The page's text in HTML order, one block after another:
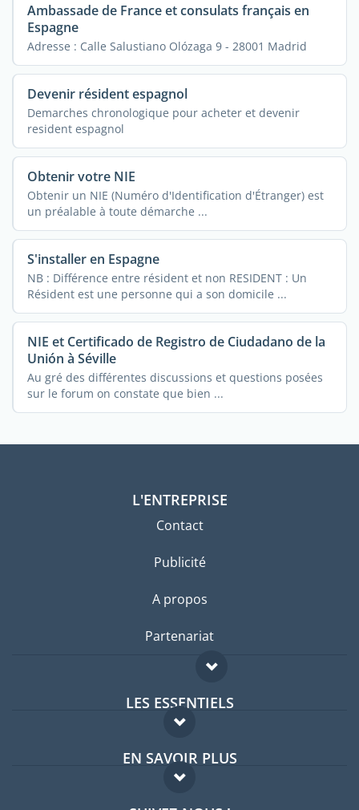
Ambassade de France et consulats français en
Espagne
Adresse : Calle Salustiano Olózaga 9 - 28001 Madrid
Devenir résident espagnol
Demarches chronologique pour acheter et devenir
resident espagnol
Obtenir votre NIE
Obtenir un NIE (Numéro d'Identification d'Étranger) est
un préalable à toute démarche ...
S'installer en Espagne
NB : Différence entre résident et non RESIDENT : Un
Résident est une personne qui a son domicile ...
NIE et Certificado de Registro de Ciudadano de la
Unión à Séville
Au gré des différentes discussions et questions posées
sur le forum on constate que bien ...
L'ENTREPRISE
Contact
Publicité
A propos
Partenariat
LES ESSENTIELS
Forum expatriés
Guides pays
EN SAVOIR PLUS
FAQ